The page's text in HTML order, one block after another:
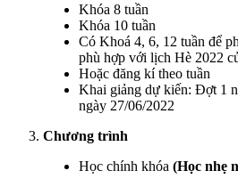
Khóa 8 tuần
Khóa 10 tuần
Có Khoá 4, 6, 12 tuần để
phù hợp với lịch Hè 2022
Hoặc đăng kí theo tuần
Khai giảng dự kiến: Đợt 1
ngày 27/06/2022
Chương trình
Học chính khóa (Học nhẹ